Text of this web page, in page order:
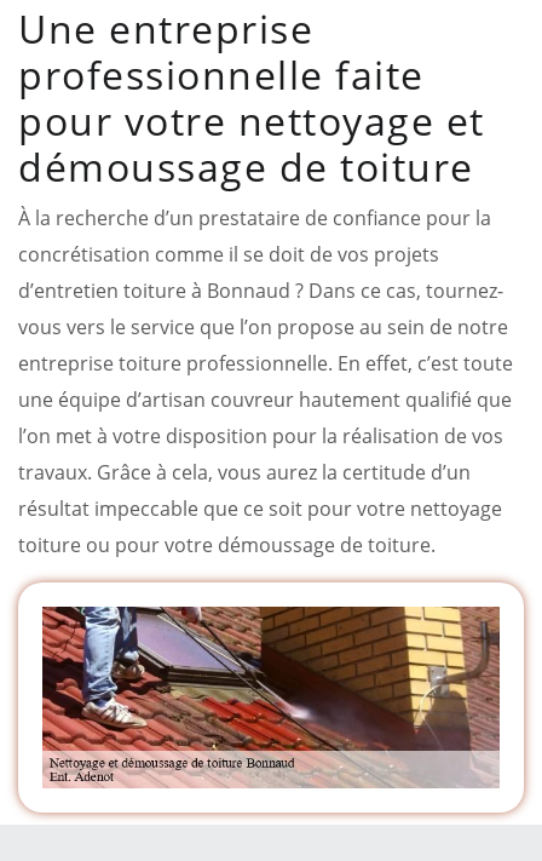
Une entreprise
professionnelle faite
pour votre nettoyage et
démoussage de toiture
À la recherche d’un prestataire de confiance pour la
concrétisation comme il se doit de vos projets
d’entretien toiture à Bonnaud ? Dans ce cas, tournez-
vous vers le service que l’on propose au sein de notre
entreprise toiture professionnelle. En effet, c’est toute
une équipe d’artisan couvreur hautement qualifié que
l’on met à votre disposition pour la réalisation de vos
travaux. Grâce à cela, vous aurez la certitude d’un
résultat impeccable que ce soit pour votre nettoyage
toiture ou pour votre démoussage de toiture.